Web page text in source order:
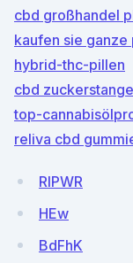
cbd großhandel
kaufen sie
hybrid-thc-pillen
cbd
top-
reliva cbd
RlPWR
HEw
BdFhK